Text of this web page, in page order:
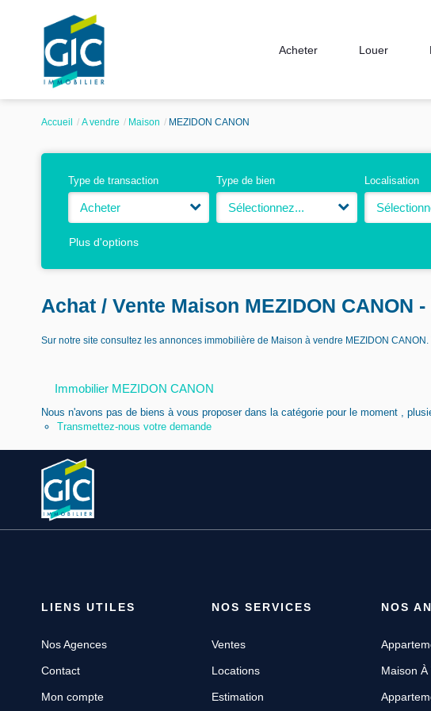
Acheter Louer
Accueil A vendre Maison MEZIDON CANON
Type de transaction
Acheter
Type de bien
Sélectionnez...
Localisation
Plus d'options
Achat / Vente Maison MEZIDON CANON
Sur notre site consultez les annonces immobilière de Maison à vendre MEZIDON
Immobilier MEZIDON CANON
Nous n'avons pas de biens à vous proposer dans la catégorie pour le moment ,
Transmettez-nous votre demande
LIENS UTILES
Nos Agences
Contact
Mon compte
NOS SERVICES
Ventes
Locations
Estimation
NOS
Maison À